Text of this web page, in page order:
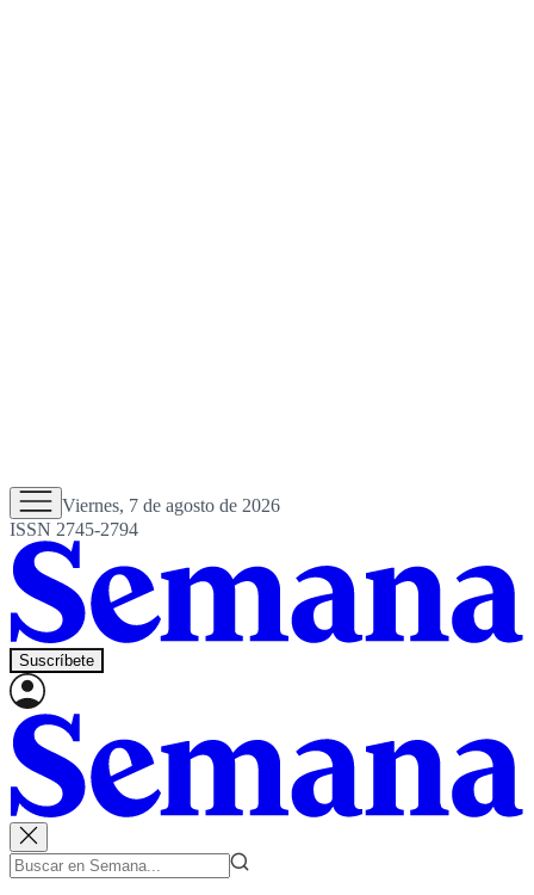
Viernes, 7 de agosto de 2026
ISSN 2745-2794
Suscríbete